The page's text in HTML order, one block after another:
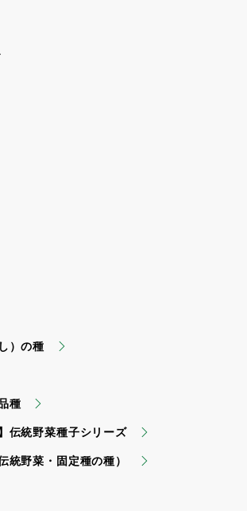
）の種
種
伝統野菜種子シリーズ
統野菜・固定種の種）